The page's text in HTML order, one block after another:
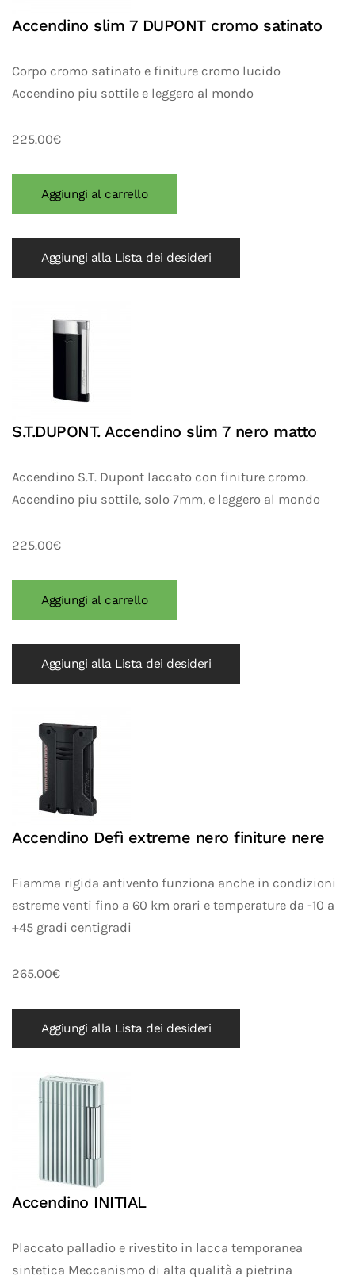
Accendino slim 7 DUPONT cromo satinato
Corpo cromo satinato e finiture cromo lucido
Accendino piu sottile e leggero al mondo
225.00€
Aggiungi alla Lista dei desideri
S.T.DUPONT. Accendino slim 7 nero matto
Accendino S.T. Dupont laccato con finiture cromo.
Accendino piu sottile, solo 7mm, e leggero al mondo
225.00€
Aggiungi alla Lista dei desideri
Accendino Defì extreme nero finiture nere
Fiamma rigida antivento funziona anche in condizioni
estreme venti fino a 60 km orari e temperature da -10 a
+45 gradi centigradi
265.00€
Aggiungi alla Lista dei desideri
Accendino INITIAL
Placcato palladio e rivestito in lacca temporanea
sintetica Meccanismo di alta qualità a pietrina